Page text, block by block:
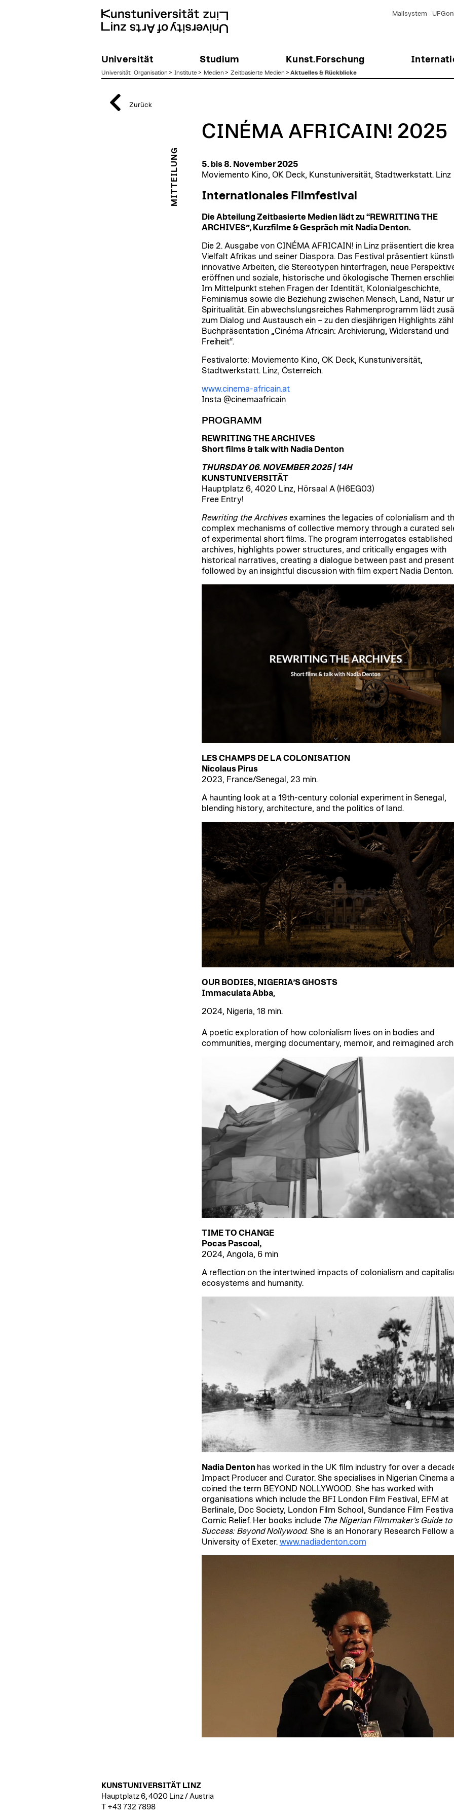
Universität Studium Kunst.Forschung
Mailsystem
Universität: Organisation > Institute > Medien > Zeitbasierte Medien > Aktuelles & Rückblicke
Zurück
MITTEILUNG
CINÉMA AFRICAIN! 2025
5. bis 8. November 2025
Moviemento Kino, OK Deck, Kunstuniversität, Stadtwerkstatt. Linz
Internationales Filmfestival
Die Abteilung Zeitbasierte Medien lädt zu “REWRITING THE
ARCHIVES”, Kurzfilme & Gespräch mit Nadia Denton.
Die 2. Ausgabe von CINÉMA AFRICAIN! in Linz präsentiert die
Vielfalt Afrikas und seiner Diaspora. Das Festival präsentiert
innovative Arbeiten, die Stereotypen hinterfragen, neue
eröffnen und soziale, historische und ökologische Themen
Im Mittelpunkt stehen Fragen der Identität, Kolonialgeschichte,
Feminismus sowie die Beziehung zwischen Mensch, Land, Natur
Spiritualität. Ein abwechslungsreiches Rahmenprogramm lädt
zum Dialog und Austausch ein – zu den diesjährigen Highlights
Buchpräsentation „Cinéma Africain: Archivierung, Widerstand und
Freiheit“.
Festivalorte: Moviemento Kino, OK Deck, Kunstuniversität,
Stadtwerkstatt. Linz, Österreich.
www.cinema-africain.at
Insta @cinemaafricain
PROGRAMM
REWRITING THE ARCHIVES
Short films & talk with Nadia Denton
THURSDAY 06. NOVEMBER 2025 | 14H
KUNSTUNIVERSITÄT
Hauptplatz 6, 4020 Linz, Hörsaal A (H6EG03)
Free Entry!
Rewriting the Archivesexamines the legacies of colonialism and
complex mechanisms of collective memory through a curated
of experimental short films. The program interrogates established
archives, highlights power structures, and critically engages with
historical narratives, creating a dialogue between past and
followed by an insightful discussion with film expert Nadia Denton.
LES CHAMPS DE LA COLONISATION
Nicolaus Pirus
2023, France/Senegal, 23 min.
A haunting look at a 19th-century colonial experiment in Senegal,
blending history, architecture, and the politics of land.
OUR BODIES, NIGERIA’S GHOSTS
Immaculata Abba,
2024, Nigeria, 18 min.
A poetic exploration of how colonialism lives on in bodies and
communities, merging documentary, memoir, and reimagined
TIME TO CHANGE
Pocas Pascoal,
2024, Angola, 6 min
A reflection on the intertwined impacts of colonialism and
ecosystems and humanity.
Nadia Denton has worked in the UK film industry for over a
Impact Producer and Curator. She specialises in Nigerian Cinema
coined the term BEYOND NOLLYWOOD. She has worked with
organisations which include the BFI London Film Festival, EFM at
Berlinale, Doc Society, London Film School, Sundance Film
Comic Relief. Her books include The Nigerian Filmmaker’s Guide to
Success: Beyond Nollywood. She is an Honorary Research Fellow
University of Exeter. www.nadiadenton.com
KUNSTUNIVERSITÄT LINZ
Hauptplatz 6, 4020 Linz / Austria
T +43 732 7898